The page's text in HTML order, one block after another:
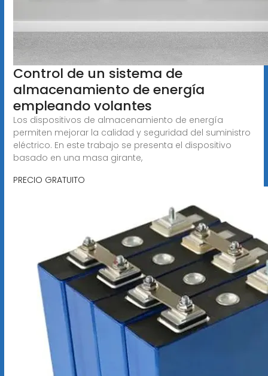
Control de un sistema de
almacenamiento de energía
empleando volantes
Los dispositivos de almacenamiento de energía
permiten mejorar la calidad y seguridad del suministro
eléctrico. En este trabajo se presenta el dispositivo
basado en una masa girante,
PRECIO GRATUITO